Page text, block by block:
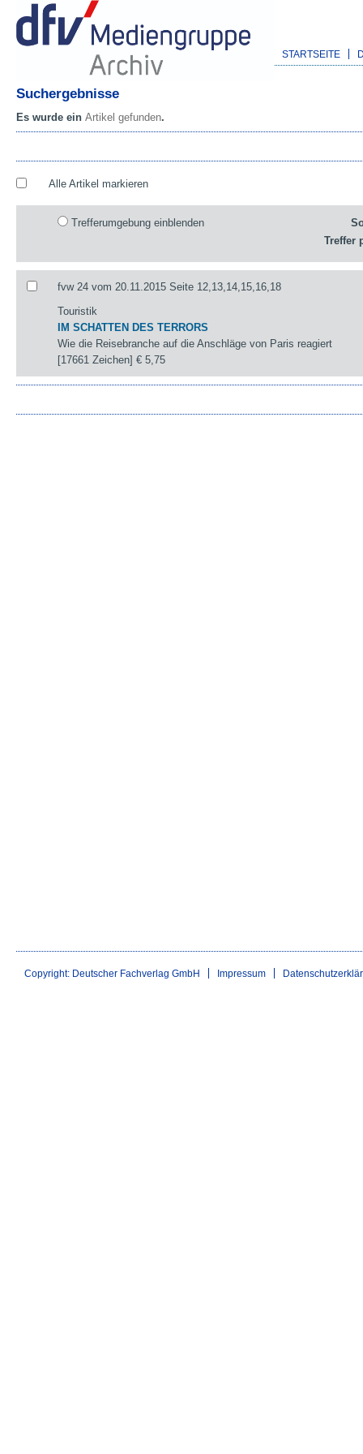
STARTSEITE
Suchergebnisse
Es wurde ein Artikel gefunden.
Alle Artikel markieren
Trefferumgebung einblenden
Treffer
fvw 24 vom 20.11.2015 Seite 12,13,14,15,16,18
Touristik
IM SCHATTEN DES TERRORS
Wie die Reisebranche auf die Anschläge von Paris reagiert
[17661 Zeichen]€ 5,75
Copyright: Deutscher Fachverlag GmbH Impressum